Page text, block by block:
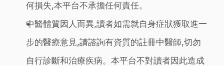
何損失,本平台不承擔任何責任。
中醫體質因人而異,讀者如需就自身症狀獲取進一
步的醫療意見,請諮詢有資質的註冊中醫師,切勿
自行診斷和治療疾病。本平台不對讀者因此造成